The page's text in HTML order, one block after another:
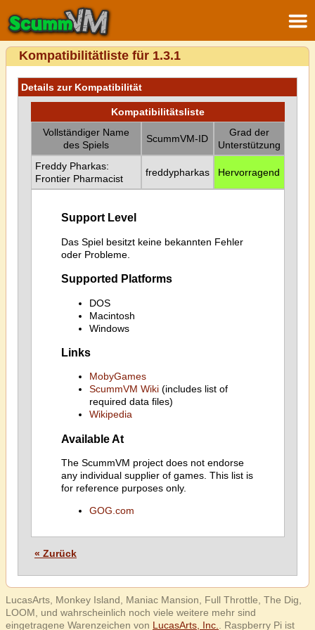
Kompatibilitätliste für 1.3.1
Details zur Kompatibilität
Kompatibilitätsliste
Vollständiger Name
des Spiels
ScummVM-ID
Grad der
Unterstützung
Freddy Pharkas:
Frontier Pharmacist
freddypharkas Hervorragend
Support Level
Das Spiel besitzt keine bekannten Fehler
oder Probleme.
Supported Platforms
DOS
Macintosh
Windows
Links
MobyGames
ScummVM Wiki(includes list of
required data files)
Wikipedia
Available At
The ScummVM project does not endorse
any individual supplier of games. This list is
for reference purposes only.
GOG.com
« Zurück
LucasArts, Monkey Island, Maniac Mansion, Full Throttle, The Dig,
LOOM, und wahrscheinlich noch viele weitere mehr sind
eingetragene Warenzeichen von LucasArts, Inc. . Raspberry Pi ist